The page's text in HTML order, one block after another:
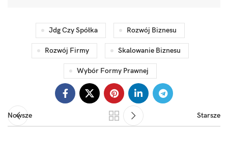
Jdg Czy Spółka Rozwój Biznesu
Rozwój Firmy Skalowanie Biznesu
Wybór Formy Prawnej
Nowsze Starsze